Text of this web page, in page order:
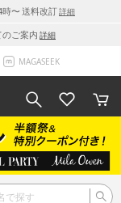
時〜 送料改訂詳細
のご案内 詳細
MAGASEEK